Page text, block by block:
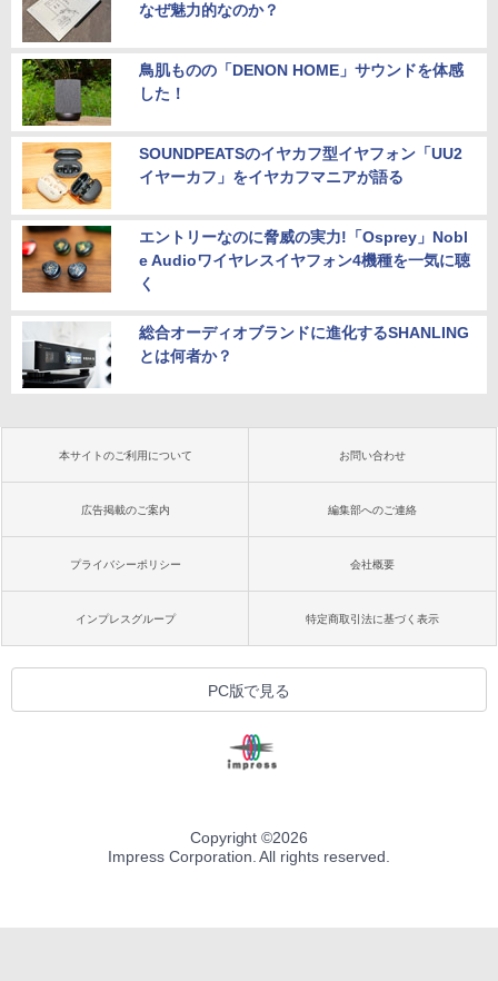
なぜ魅力的なのか？
鳥肌ものの「DENON HOME」サウンドを体感
した！
SOUNDPEATSのイヤカフ型イヤフォン「UU2
イヤーカフ」をイヤカフマニアが語る
エントリーなのに脅威の実力!「Osprey」Nobl
e Audioワイヤレスイヤフォン4機種を一気に聴
く
総合オーディオブランドに進化するSHANLING
とは何者か？
本サイトのご利用について お問い合わせ
広告掲載のご案内 編集部へのご連絡
プライバシーポリシー 会社概要
インプレスグループ 特定商取引法に基づく表示
PC版で見る
Copyright ©2026
Impress Corporation. All rights reserved.